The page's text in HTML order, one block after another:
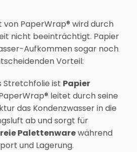
von PaperWrap® wird durch
nicht beeinträchtigt. Papier
Aufkommen sogar noch
Vorteil:
Stretchfolie ist Papier
leitet durch seine
das Kondenzwasser in die
ab und sorgt für
Palettenwarewährend
und Lagerung.